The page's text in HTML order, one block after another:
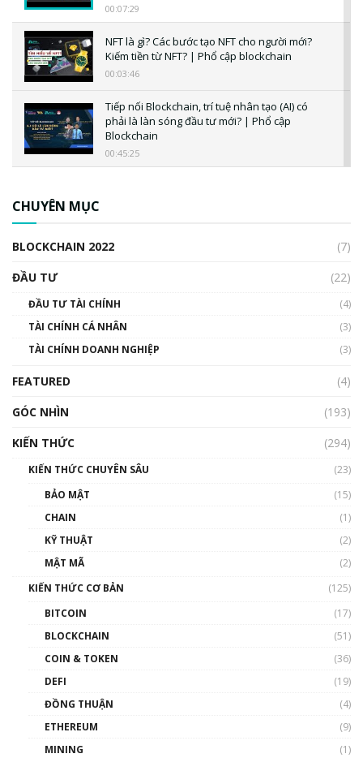
00:07:29
NFT là gì? Các bước tạo NFT cho người mới?
Kiếm tiền từ NFT? | Phổ cập blockchain
00:03:46
Tiếp nối Blockchain, trí tuệ nhân tạo (AI) có
phải là làn sóng đầu tư mới? | Phổ cập
Blockchain
00:45:25
00:02:14
Nhìn lại năm 2022: Những sự kiện ảnh hưởng
đến hệ sinh thái tiền mã hoá | Phổ cập
00:43:47
như thể nào?
00:39:31
Phổ cập Blockchain
CHUYÊN MỤC
BLOCKCHAIN 2022
(7)
ĐẦU TƯ
(22)
ĐẦU TƯ TÀI CHÍNH
(4)
TÀI CHÍNH CÁ NHÂN
(3)
TÀI CHÍNH DOANH NGHIỆP
(3)
FEATURED
(4)
GÓC NHÌN
(193)
KIẾN THỨC
(294)
KIẾN THỨC CHUYÊN SÂU
(23)
BẢO MẬT
(15)
CHAIN
(1)
KỸ THUẬT
(2)
MẬT MÃ
(2)
KIẾN THỨC CƠ BẢN
(125)
BITCOIN
(17)
BLOCKCHAIN
(51)
COIN & TOKEN
(36)
DEFI
(19)
ĐỒNG THUẬN
(4)
ETHEREUM
(9)
MINING
(1)